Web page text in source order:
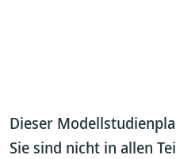
Dieser
Sie sind nicht in allen